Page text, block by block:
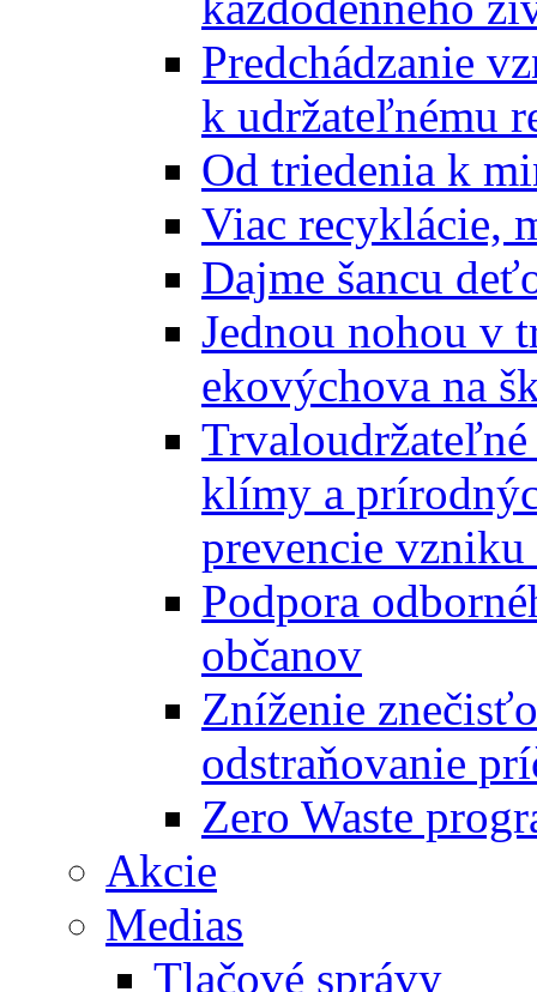
Predchádzanie
k udržateľnému
Od triedenia k
Viac recyklácie,
Dajme šancu
Jednou nohou v
ekovýchova na
klímy a
prevencie vzniku
Podpora
občanov
Zníženie
odstraňovanie
Zero Waste
Akcie
Medias
Tlačové správy